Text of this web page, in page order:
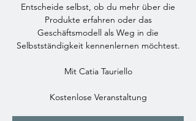
Entscheide selbst, ob du mehr über die
Produkte erfahren oder das
Geschäftsmodell als Weg in die
Selbstständigkeit kennenlernen möchtest.
Mit Catia Tauriello
Kostenlose Veranstaltung